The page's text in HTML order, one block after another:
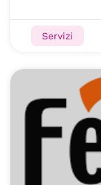
Servizi